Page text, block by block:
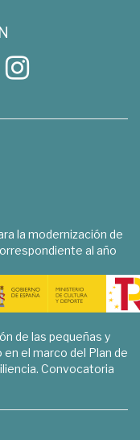
la modernización de
al año
de las pequeñas y
el marco del Plan de
Convocatoria